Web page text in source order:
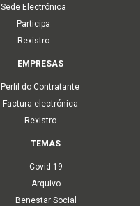
Sede Electrónica
Participa
Rexistro
EMPRESAS
Perfil do Contratante
Factura electrónica
Rexistro
TEMAS
Covid-19
Arquivo
Benestar Social